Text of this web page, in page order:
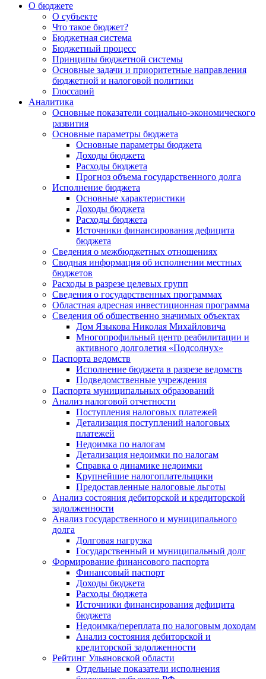
О бюджете
О субъекте
Что такое бюджет?
Бюджетная система
Бюджетный процесс
Принципы бюджетной системы
Основные задачи и приоритетные направления
бюджетной и налоговой политики
Глоссарий
Аналитика
Основные показатели социально-экономического
развития
Основные параметры бюджета
Основные параметры бюджета
Доходы бюджета
Расходы бюджета
Прогноз объема государственного долга
Исполнение бюджета
Основные характеристики
Доходы бюджета
Расходы бюджета
Источники финансирования дефицита
бюджета
Сведения о межбюджетных отношениях
Сводная информация об исполнении местных
бюджетов
Расходы в разрезе целевых групп
Сведения о государственных программах
Областная адресная инвестиционная программа
Сведения об общественно значимых объектах
Дом Языкова Николая Михайловича
Многопрофильный центр реабилитации и
активного долголетия «Подсолнух»
Паспорта ведомств
Исполнение бюджета в разрезе ведомств
Подведомственные учреждения
Паспорта муниципальных образований
Анализ налоговой отчетности
Поступления налоговых платежей
Детализация поступлений налоговых
платежей
Недоимка по налогам
Детализация недоимки по налогам
Справка о динамике недоимки
Крупнейшие налогоплательщики
Предоставленные налоговые льготы
Анализ состояния дебиторской и кредиторской
задолженности
Анализ государственного и муниципального
долга
Долговая нагрузка
Государственный и муниципальный долг
Формирование финансового паспорта
Финансовый паспорт
Доходы бюджета
Расходы бюджета
Источники финансирования дефицита
бюджета
Недоимка/переплата по налоговым доходам
Анализ состояния дебиторской и
кредиторской задолженности
Рейтинг Ульяновской области
Отдельные показатели исполнения